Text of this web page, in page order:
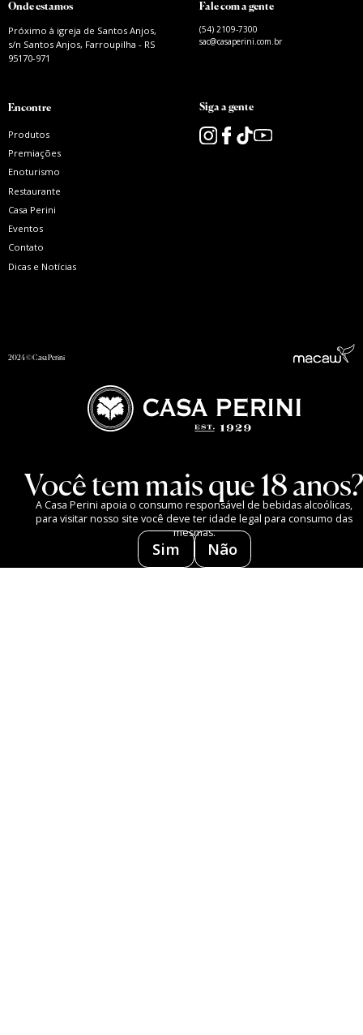
Onde estamos
Próximo à igreja de Santos Anjos,
s/n Santos Anjos, Farroupilha - RS
95170-971
Fale com a gente
(54) 2109-7300
sac@casaperini.com.br
Encontre
Produtos
Premiações
Enoturismo
Restaurante
Casa Perini
Eventos
Contato
Dicas e Notícias
Siga a gente
2024 © Casa Perini
Você tem mais que 18 anos?
Sim Não
A Casa Perini apoia o consumo responsável de bebidas alcoólicas,
para visitar nosso site você deve ter idade legal para consumo das
mesmas.